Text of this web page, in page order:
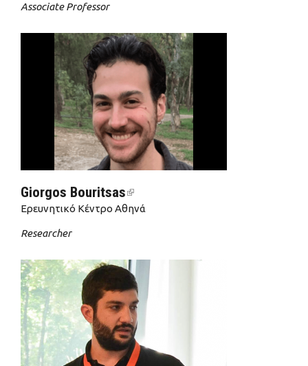
Associate Professor
Giorgos Bouritsas(link is external)
Ερευνητικό Κέντρο Αθηνά
Researcher